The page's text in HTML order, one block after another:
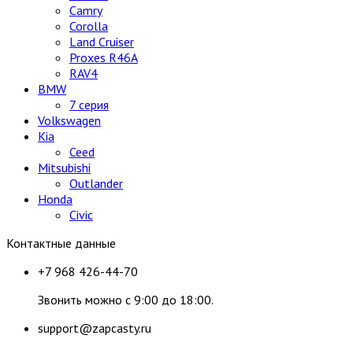
Camry
Corolla
Land Cruiser
Proxes R46A
RAV4
BMW
7 серия
Volkswagen
Kia
Ceed
Mitsubishi
Outlander
Honda
Civic
Контактные данные
+7 968 426-44-70
Звонить можно с 9:00 до 18:00.
support@zapcasty.ru